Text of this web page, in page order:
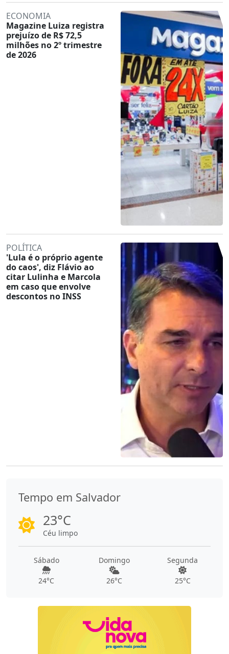
ECONOMIA
Magazine Luiza registra
prejuízo de R$ 72,5
milhões no 2º trimestre
de 2026
POLÍTICA
'Lula é o próprio agente
do caos', diz Flávio ao
citar Lulinha e Marcola
em caso que envolve
descontos no INSS
Tempo em Salvador
23°C
Céu limpo
Sábado
24°C
Domingo
26°C
Segunda
25°C